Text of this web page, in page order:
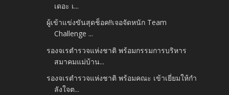
เดอะ เ...
ผู้เข้าแข่งขันสุดช็อค!!เจอจัดหนัก Team
Challenge ...
รองจเรตำรวจแห่งชาติ พร้อมกรรมการบริหาร
สมาคมแม่บ้าน...
รองจเรตำรวจแห่งชาติ พร้อมคณะ เข้าเยี่ยมให้กำ
ลังใจต...